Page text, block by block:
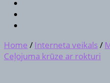
Home / Interneta veikals/
Ceļojuma krūze ar rokturi